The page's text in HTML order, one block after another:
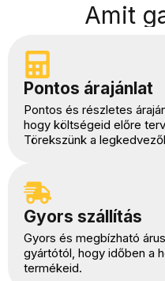
Amit
Pontos árajánlat
Pontos és részletes
hogy költségeid előre
Törekszünk a
Gyors szállítás
Gyors és megbízható
gyártótól, hogy időben a
termékeid.